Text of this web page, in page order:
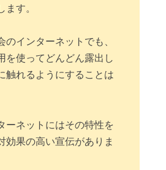
ます。
のインターネットでも、
を使ってどんどん露出し
触れるようにすることは
ーネットにはその特性を
効果の高い宣伝がありま